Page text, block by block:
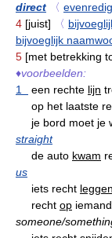
direct
〈
4 [juist] 〈
bijvoeglijk
5 [met betrekking
♦voorbeelden:
1
een rechte lijn
op het laatste
je bord moet je
straight
de auto kwam
us
iets recht leggen
recht op
someone/